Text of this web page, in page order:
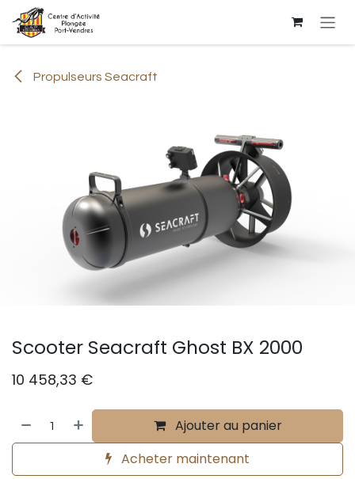
Se rendre au contenu
Propulseurs Seacraft
Scooter Seacraft Ghost BX 2000
10 458,33 €
Ajouter au panier
Acheter maintenant